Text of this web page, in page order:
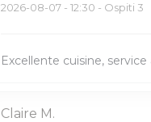
2026-08-07 - 12:30 - Ospiti 3
Excellente cuisine,
Claire M